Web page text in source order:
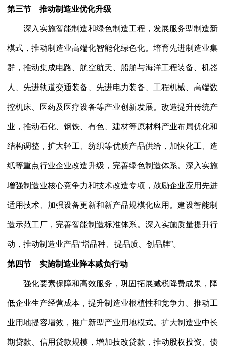
第三节 推动制造业优化升级
深入实施智能制造和绿色制造工程，发展服务型制造新
模式，推动制造业高端化智能化绿色化。培育先进制造业集
群，推动集成电路、航空航天、船舶与海洋工程装备、机器
人、先进轨道交通装备、先进电力装备、工程机械、高端数
控机床、医药及医疗设备等产业创新发展。改造提升传统产
业，推动石化、钢铁、有色、建材等原材料产业布局优化和
结构调整，扩大轻工、纺织等优质产品供给，加快化工、造
纸等重点行业企业改造升级，完善绿色制造体系。深入实施
增强制造业核心竞争力和技术改造专项，鼓励企业应用先进
适用技术、加强设备更新和新产品规模化应用。建设智能制
造示范工厂，完善智能制造标准体系。深入实施质量提升行
动，推动制造业产品“增品种、提品质、创品牌”。
第四节 实施制造业降本减负行动
强化要素保障和高效服务，巩固拓展减税降费成果，降
低企业生产经营成本，提升制造业根植性和竞争力。推动工
业用地提容增效，推广新型产业用地模式。扩大制造业中长
期贷款、信用贷款规模，增加技改贷款，推动股权投资、债